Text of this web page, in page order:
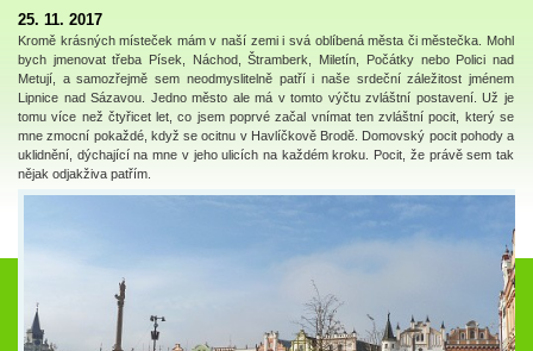
25. 11. 2017
Kromě krásných místeček mám v naší zemi i svá oblíbená města či městečka. Mohl
bych jmenovat třeba Písek, Náchod, Štramberk, Miletín, Počátky nebo Polici nad
Metují, a samozřejmě sem neodmyslitelně patří i naše srdeční záležitost jménem
Lipnice nad Sázavou. Jedno město ale má v tomto výčtu zvláštní postavení. Už je
tomu více než čtyřicet let, co jsem poprvé začal vnímat ten zvláštní pocit, který se
mne zmocní pokaždé, když se ocitnu v Havlíčkově Brodě. Domovský pocit pohody a
uklidnění, dýchající na mne v jeho ulicích na každém kroku. Pocit, že právě sem tak
nějak odjakživa patřím.